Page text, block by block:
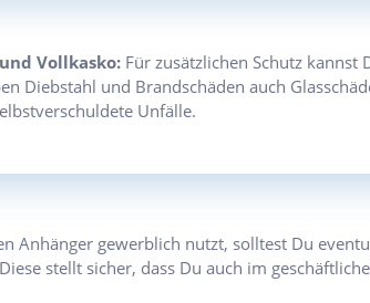
Vollkasko:Für zusätzlichen Schutz kannst
Diebstahl und Brandschäden auch
Unfälle.
Anhänger gewerblich nutzt, solltest Du
stellt sicher, dass Du auch im